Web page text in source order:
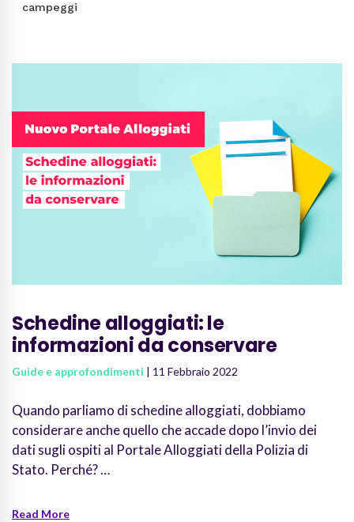
campeggi
Schedine alloggiati: le
informazioni da conservare
Guide e approfondimenti | 11 Febbraio 2022
Quando parliamo di schedine alloggiati, dobbiamo
considerare anche quello che accade dopo l’invio dei
dati sugli ospiti al Portale Alloggiati della Polizia di
Stato. Perché? …
Read More